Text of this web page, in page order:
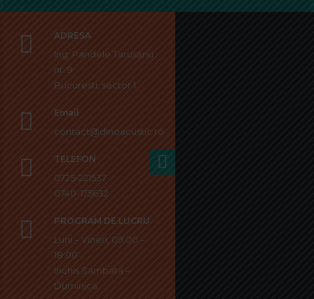
ADRESA
Ing. Pandele Tarusanu
nr. 9
Bucuresti, sector 1
Email
contact@dinoacustic.ro
TELEFON
0725-221537
0740-175632
PROGRAM DE LUCRU
Luni – Vineri, 09:00 –
18:00
Inchis Sambata –
Duminica